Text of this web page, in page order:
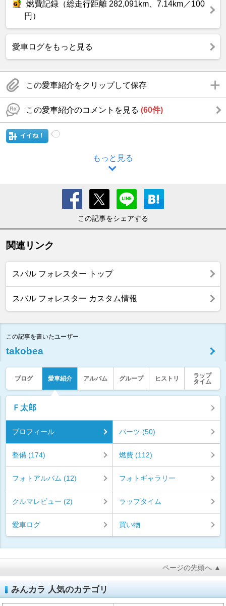
燃費記録（総走行距離 282,091km、7.14km／100
円）
愛車ログをもっと見る
この愛車紹介をクリップして保存
この愛車紹介のコメントを見る (60件)
イイね！
もっと見る
この記事をシェアする
関連リンク
スバル フォレスター トップ
スバル フォレスター カスタム情報
この記事を書いたユーザー
takobea
ブログ 愛車紹介 アルバム グループ ヒストリ
ラップ
タイム
Ｆ太郎
プロフィール パーツ (50)
整備 (174) 燃費 (112)
フォトアルバム (12) フォトギャラリー
クルマレビュー (2) ラップタイム
愛車ログ 買い物
ページの先頭へ ▲
みんカラ 人気のカテゴリ